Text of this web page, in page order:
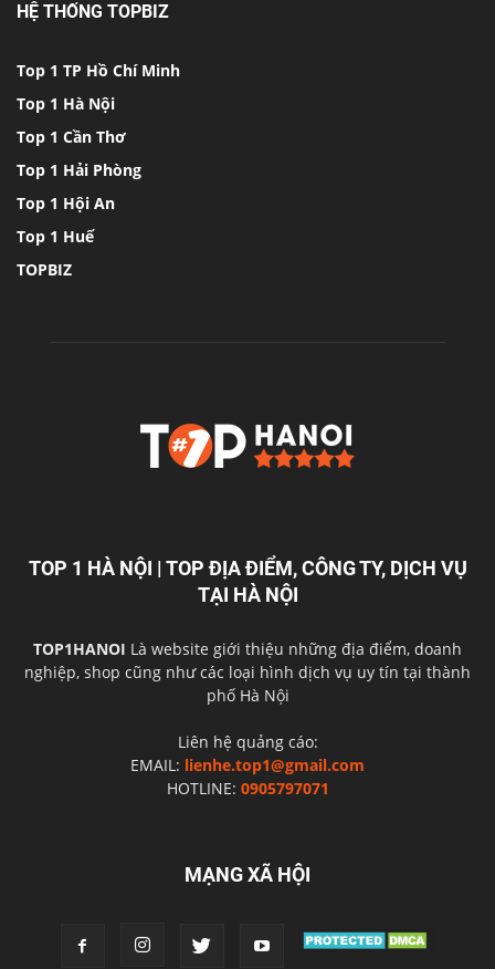
HỆ THỐNG TOPBIZ
Top 1 TP Hồ Chí Minh
Top 1 Hà Nội
Top 1 Cần Thơ
Top 1 Hải Phòng
Top 1 Hội An
Top 1 Huế
TOPBIZ
TOP 1 HÀ NỘI | TOP ĐỊA ĐIỂM, CÔNG TY, DỊCH VỤ
TẠI HÀ NỘI
TOP1HANOI Là website giới thiệu những địa điểm, doanh
nghiệp, shop cũng như các loại hình dịch vụ uy tín tại thành
phố Hà Nội
Liên hệ quảng cáo:
EMAIL: lienhe.top1@gmail.com
HOTLINE: 0905797071
MẠNG XÃ HỘI